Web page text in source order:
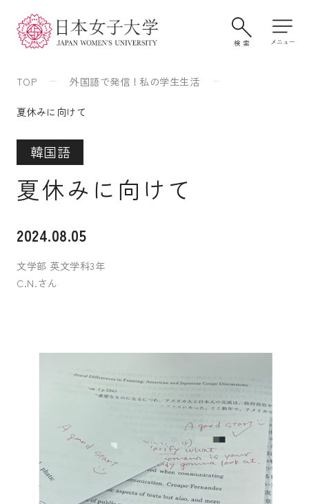
大学案内・学びの特色
学部・大学院
キャンパスライフ
国際交流・留学
TOP 外国語で発信！私の学生生活
夏休みに向けて
韓国語
夏休みに向けて
2024.08.05
文学部 英文学科3年
C.N.さん